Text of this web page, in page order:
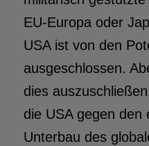
EU-Europa oder
USA ist von den
ausgeschlossen.
dies
die USA gegen den
Unterbau des